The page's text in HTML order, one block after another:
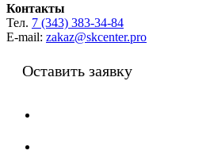
Контакты
Тел. 7 (343) 383-34-84
E-mail: zakaz@skcenter.pro
Оставить заявку